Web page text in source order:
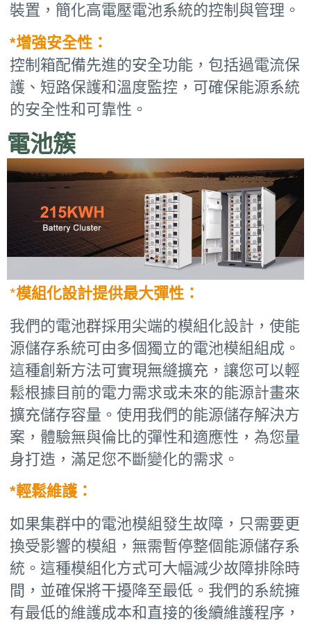
裝置，簡化高電壓電池系統的控制與管理。
*增強安全性：
控制箱配備先進的安全功能，包括過電流保
護、短路保護和溫度監控，可確保能源系統
的安全性和可靠性。
電池簇
*模組化設計提供最大彈性：
我們的電池群採用尖端的模組化設計，使能
源儲存系統可由多個獨立的電池模組組成。
這種創新方法可實現無縫擴充，讓您可以輕
鬆根據目前的電力需求或未來的能源計畫來
擴充儲存容量。使用我們的能源儲存解決方
案，體驗無與倫比的彈性和適應性，為您量
身打造，滿足您不斷變化的需求。
*輕鬆維護：
如果集群中的電池模組發生故障，只需要更
換受影響的模組，無需暫停整個能源儲存系
統。這種模組化方式可大幅減少故障排除時
間，並確保將干擾降至最低。我們的系統擁
有最低的維護成本和直接的後續維護程序，